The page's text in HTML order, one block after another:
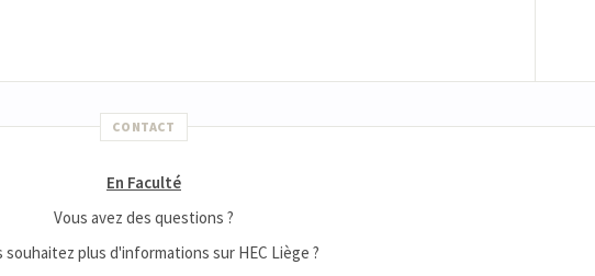
CONTACT
En Faculté
Vous avez des questions ?
souhaitez plus d'informations sur HEC Liège ?